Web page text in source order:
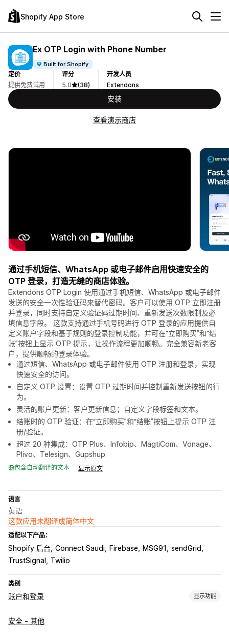
Shopify App Store
Ex OTP Login with Phone Number
Built for Shopify
定价
提供免费试用
评分
5.0
(38)
开发人员
Extendons
安装
查看演示商店
通过手机短信、WhatsApp 或电子邮件启用快速安全的
OTP 登录，打造无缝的商店体验。
Extendons OTP Login 使用通过手机短信、WhatsApp 或电子邮件
发送的安全一次性验证码来替代密码。客户可以使用 OTP 立即注册
并登录，同时支持自定义验证码过期时间、重新发送次数限制及必
填信息字段。 这款支持通过手机号码进行 OTP 登录的应用提供自
定义账户字段和基于规则的登录控制功能，并可在“立即购买”和“结
账”按钮上显示 OTP 提示，让操作流程更加顺畅。完全兼容新老客
户，提供顺畅的登录体验。
通过短信、WhatsApp 或电子邮件使用 OTP 注册和登录，实现
快速安全的访问。
自定义 OTP 设置：设置 OTP 过期时间并控制重新发送按钮的行
为。
灵活的账户更新：客户更新信息；自定义字段标签和文本。
结账时的 OTP 验证：在“立即购买”和“结账”按钮上提示 OTP 注
册/验证。
超过 20 种集成：OTP Plus、Infobip、MagtiCom、Vonage、
Plivo、Telesign、Gupshup
包含自动翻译的文本 显示原文
语言
英语
这款应用未翻译成简体中文
适配以下产品：
Shopify 后台 Connect Saudi Firebase MSG91
sendGrid
TrustSignal
Twilio
类别
账户和登录 显示功能
客户登录
安全 - 其他